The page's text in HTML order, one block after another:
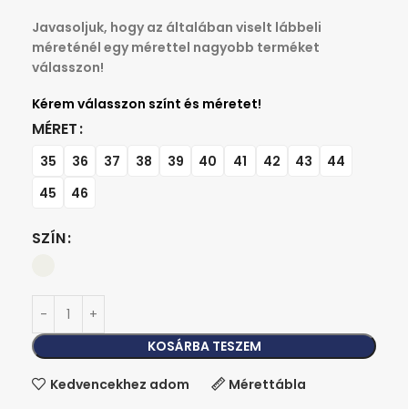
Javasoljuk, hogy az általában viselt lábbeli
méreténél egy mérettel nagyobb terméket
válasszon!
MÉRET
35 36 37 38 39 40 41 42 43
44
45
46
SZÍN
KOSÁRBA TESZEM
Kedvencekhez adom
Mérettábla